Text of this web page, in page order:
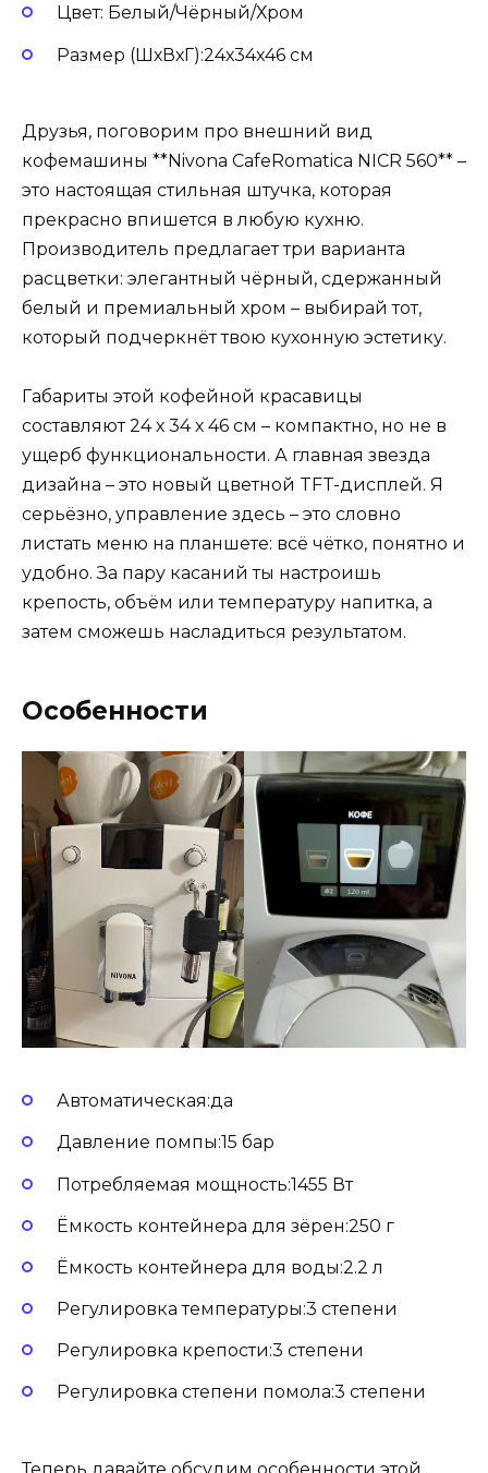
Цвет: Белый/Чёрный/Хром
Размер (ШхВхГ):24х34х46 см
Друзья, поговорим про внешний вид
кофемашины **Nivona CafeRomatica NICR 560** –
это настоящая стильная штучка, которая
прекрасно впишется в любую кухню.
Производитель предлагает три варианта
расцветки: элегантный чёрный, сдержанный
белый и премиальный хром – выбирай тот,
который подчеркнёт твою кухонную эстетику.
Габариты этой кофейной красавицы
составляют 24 х 34 х 46 см – компактно, но не в
ущерб функциональности. А главная звезда
дизайна – это новый цветной TFT-дисплей. Я
серьёзно, управление здесь – это словно
листать меню на планшете: всё чётко, понятно и
удобно. За пару касаний ты настроишь
крепость, объём или температуру напитка, а
затем сможешь насладиться результатом.
Особенности
Автоматическая:да
Давление помпы:15 бар
Потребляемая мощность:1455 Вт
Ёмкость контейнера для зёрен:250 г
Ёмкость контейнера для воды:2.2 л
Регулировка температуры:3 степени
Регулировка крепости:3 степени
Регулировка степени помола:3 степени
Теперь давайте обсудим особенности этой